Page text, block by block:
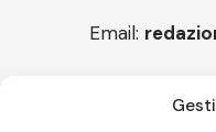
Email: